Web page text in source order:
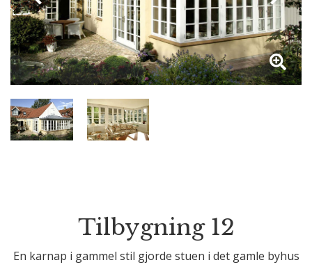
Tilbygning 12
En karnap i gammel stil gjorde stuen i det gamle byhus